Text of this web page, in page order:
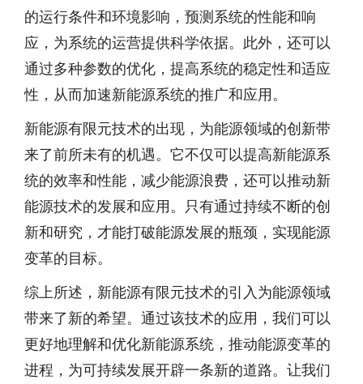
的运行条件和环境影响，预测系统的性能和响
应，为系统的运营提供科学依据。此外，还可以
通过多种参数的优化，提高系统的稳定性和适应
性，从而加速新能源系统的推广和应用。
新能源有限元技术的出现，为能源领域的创新带
来了前所未有的机遇。它不仅可以提高新能源系
统的效率和性能，减少能源浪费，还可以推动新
能源技术的发展和应用。只有通过持续不断的创
新和研究，才能打破能源发展的瓶颈，实现能源
变革的目标。
综上所述，新能源有限元技术的引入为能源领域
带来了新的希望。通过该技术的应用，我们可以
更好地理解和优化新能源系统，推动能源变革的
进程，为可持续发展开辟一条新的道路。让我们